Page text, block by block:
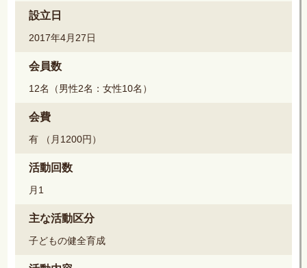
設立日
2017年4月27日
会員数
12名（男性2名：女性10名）
会費
有 （月1200円）
活動回数
月1
主な活動区分
子どもの健全育成